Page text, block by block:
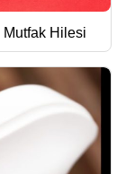
Hilesi